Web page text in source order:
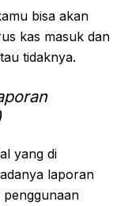
bisa akan
kas masuk dan
tidaknya.
yang di
laporan